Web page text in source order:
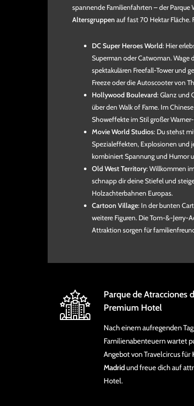
spannende Familienfahrten – der Parque
Altersgruppen auf fast 70 Hektar Fläche.
DC Super Heroes World: Hier
Superman oder Catwoman. Wage
spektakulären Freefall-Tower und
Freeze oder die Autoscooter von
Hollywood Boulevard: Glanz und
über den Walk of Fame. Im
Showeffekte im Stil großer
Movie World Studios: Du stehst
Spezialeffekten, Explosionen und
kombiniert Spannung und Humor
Old West Territory: Willkommen
schnapp dir deine Stiefel und
Holzachterbahnen Europas.
Cartoon Village: In der bunten
weitere Figuren. Die Tom-&-
Attraktion sorgen für
Parque de Atracciones
Premium Hotel
Nach einem aufregenden
Familienabenteuern wartet
Angebot von Travelcircus für
Madridund freue dich auf
Hotel.